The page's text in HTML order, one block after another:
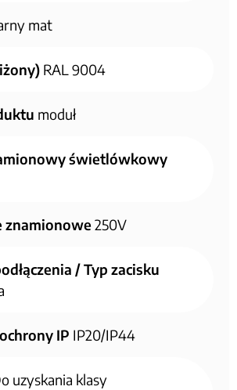
mat
RAL 9004
moduł
świetlówkowy
znamionowe250V
/ Typ zacisku
IP IP20/IP44
uzyskania klasy